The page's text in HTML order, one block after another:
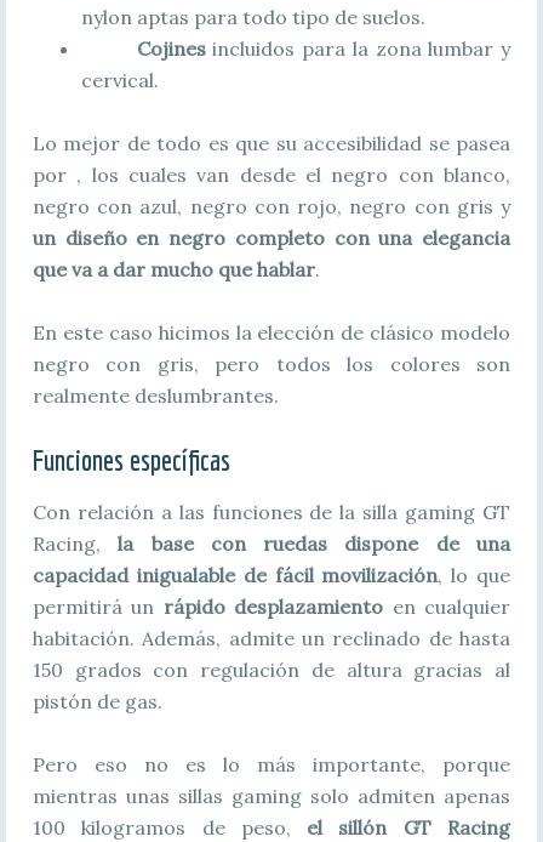
nylon aptas para todo tipo de suelos.
Cojinesincluidos para la zona lumbar y
cervical.
Lo mejor de todo es que su accesibilidad se pasea
por , los cuales van desde el negro con blanco,
negro con azul, negro con rojo, negro con gris y
un diseño en negro completo con una elegancia
que va a dar mucho que hablar.
En este caso hicimos la elección de clásico modelo
negro con gris, pero todos los colores son
realmente deslumbrantes.
Funciones específicas
Con relación a las funciones de la silla gaming GT
Racing, la base con ruedas dispone de una
capacidad inigualable de fácil movilización, lo que
permitirá un rápido desplazamiento en cualquier
habitación. Además, admite un reclinado de hasta
150 grados con regulación de altura gracias al
pistón de gas.
Pero eso no es lo más importante, porque
mientras unas sillas gaming solo admiten apenas
100 kilogramos de peso, el sillón GT Racing